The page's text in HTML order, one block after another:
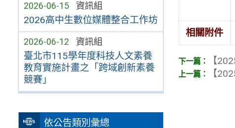
2026-06-15 資訊組
2026高中生數位媒體整合工作坊
2026-06-12 資訊組
臺北市115學年度科技人文素養
教育實施計畫之「跨域創新素養
競賽」
依公告類別彙總
相關附件
【
【